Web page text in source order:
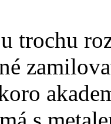
trochu